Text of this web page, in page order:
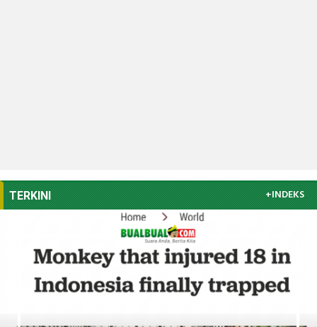
TERKINI +INDEKS